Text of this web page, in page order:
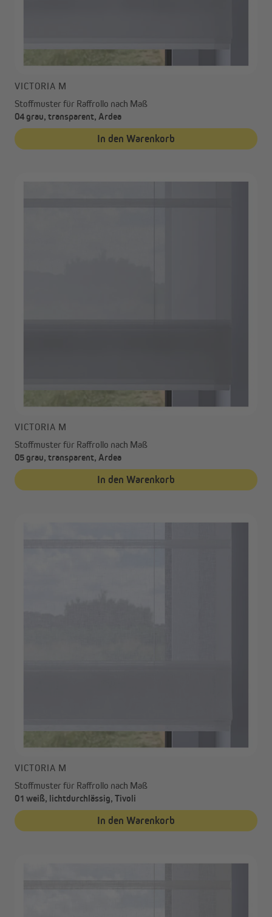
VICTORIA M
Stoffmuster für Raffrollo nach Maß
04 grau, transparent, Ardea
In den Warenkorb
VICTORIA M
Stoffmuster für Raffrollo nach Maß
05 grau, transparent, Ardea
In den Warenkorb
VICTORIA M
Stoffmuster für Raffrollo nach Maß
01 weiß, lichtdurchlässig, Tivoli
In den Warenkorb